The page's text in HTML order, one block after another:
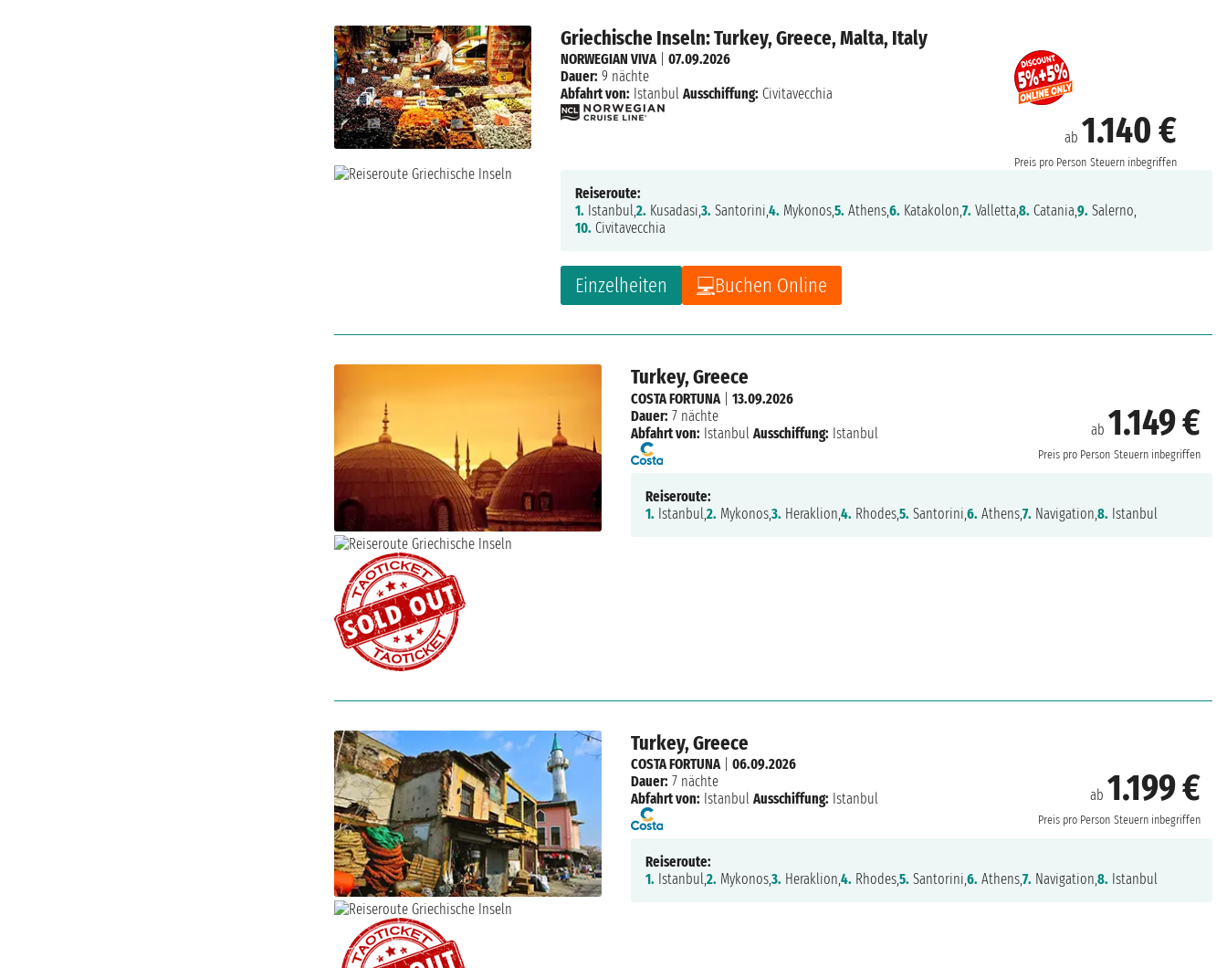
Griechische Inseln: Turkey, Greece, Malta, Italy
ab 1.140 €
Preis pro Person Steuern inbegriffen
Einzelheiten Buchen Online
NORWEGIAN VIVA|07.09.2026
Dauer: 9 nächte
Abfahrt von: Istanbul Ausschiffung: Civitavecchia
Reiseroute:
1. Istanbul,2. Kusadasi,3. Santorini,4. Mykonos,5. Athens,6. Katakolon,7. Valletta,8. Catania,9. Salerno,
10. Civitavecchia
Turkey, Greece
ab 1.149 €
Preis pro Person Steuern inbegriffen
COSTA FORTUNA| 13.09.2026
Dauer: 7 nächte
Abfahrt von: Istanbul Ausschiffung: Istanbul
Reiseroute:
1. Istanbul, 2. Mykonos,3. Heraklion, 4. Rhodes,5. Santorini, 6. Athens,7. Navigation, 8. Istanbul
Turkey, Greece
ab 1.199 €
Preis pro Person Steuern inbegriffen
COSTA FORTUNA| 06.09.2026
Dauer: 7 nächte
Abfahrt von: Istanbul Ausschiffung: Istanbul
Reiseroute:
1. Istanbul,2. Mykonos,3. Heraklion,4. Rhodes,5. Santorini,6. Athens,7. Navigation,8. Istanbul